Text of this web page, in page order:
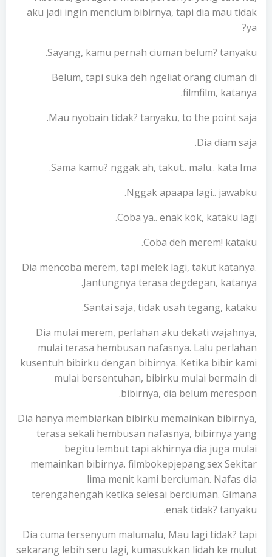
aku jadi ingin mencium bibirnya, tapi dia mau tidak
ya?
Sayang, kamu pernah ciuman belum? tanyaku.
Belum, tapi suka deh ngeliat orang ciuman di
filmfilm, katanya.
Mau nyobain tidak? tanyaku, to the point saja.
Dia diam saja.
Sama kamu? nggak ah, takut.. malu.. kata Ima.
Nggak apaapa lagi.. jawabku.
Coba ya.. enak kok, kataku lagi.
Coba deh merem! kataku.
Dia mencoba merem, tapi melek lagi, takut katanya.
Jantungnya terasa degdegan, katanya.
Santai saja, tidak usah tegang, kataku.
Dia mulai merem, perlahan aku dekati wajahnya,
mulai terasa hembusan nafasnya. Lalu perlahan
kusentuh bibirku dengan bibirnya. Ketika bibir kami
mulai bersentuhan, bibirku mulai bermain di
bibirnya, dia belum merespon.
Dia hanya membiarkan bibirku memainkan bibirnya,
terasa sekali hembusan nafasnya, bibirnya yang
begitu lembut tapi akhirnya dia juga mulai
memainkan bibirnya. filmbokepjepang.sex Sekitar
lima menit kami berciuman. Nafas dia
terengahengah ketika selesai berciuman. Gimana
enak tidak? tanyaku.
Dia cuma tersenyum malumalu, Mau lagi tidak? tapi
sekarang lebih seru lagi, kumasukkan lidah ke mulut